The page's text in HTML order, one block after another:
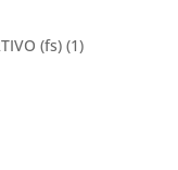
(fs) (1)